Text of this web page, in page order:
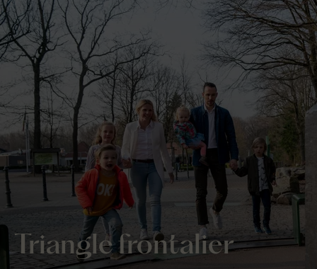
Triangle frontalier